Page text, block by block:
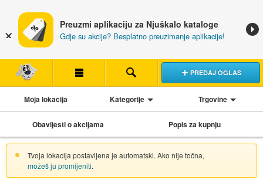
Preuzmi aplikaciju za Njuškalo kataloge
Gdje su akcije? Besplatno preuzimanje aplikacije!
PREDAJ OGLAS
Moja lokacija Kategorije Trgovine
Obavijesti o akcijama Popis za kupnju
Tvoja lokacija postavljena je automatski. Ako nije točna,
možeš ju promijeniti.